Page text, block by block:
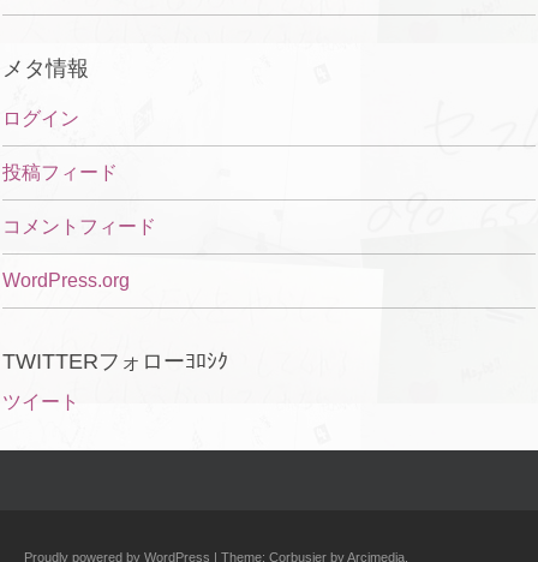
メタ情報
ログイン
投稿フィード
コメントフィード
WordPress.org
TWITTERフォローﾖﾛｼｸ
ツイート
Proudly powered by WordPress | Theme: Corbusier byArcimedia